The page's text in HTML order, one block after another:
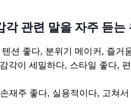
각 관련 말을 자주 듣는
텐션 좋다, 분위기 메이커, 즐거
각이 세밀하다, 스타일 좋다,
재주 좋다, 실용적이다, 고쳐서